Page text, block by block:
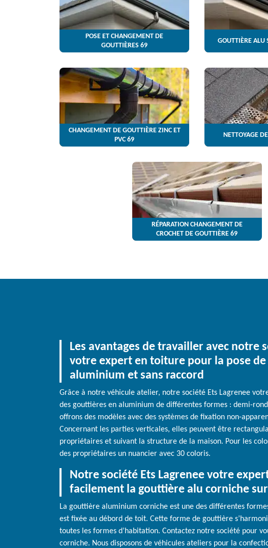
POSE ET CHANGEMENT DE
GOUTTIÈRES 69
GOUTTIÈRE ALU
CHANGEMENT DE GOUTTIÈRE ZINC ET
PVC 69
NETTOYAGE
RÉPARATION CHANGEMENT DE
CROCHET DE GOUTTIÈRE 69
Les avantages de travailler avec notre
votre expert en toiture pour la pose
aluminium et sans raccord
Grâce à notre véhicule atelier, notre société Ets Lagrenee
des gouttières en aluminium de différentes formes : demi-
offrons des modèles avec des systèmes de fixation non-
Concernant les parties verticales, elles peuvent être
propriétaires et suivant la structure de la maison. Pour les
des propriétaires un nuancier avec 30 coloris.
Notre société Ets Lagrenee votre
facilement la gouttière alu corniche
La gouttière aluminium corniche est une des différentes
est fixée au débord de toit. Cette forme de gouttière
toutes les formes d’habitation. Contactez notre société pour
corniche. Nous disposons de véhicules ateliers pour la